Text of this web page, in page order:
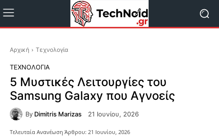
Αρχική Τεχνολογία
ΤΕΧΝΟΛΟΓΊΑ
5 Μυστικές Λειτουργίες του
Samsung Galaxy που Αγνοείς
By Dimitris Marizas 21 Ιουνίου, 2026
Τελευταία Ανανέωση Άρθρου: 21 Ιουνίου, 2026